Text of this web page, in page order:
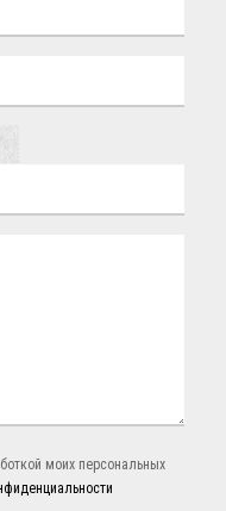
моих персональных